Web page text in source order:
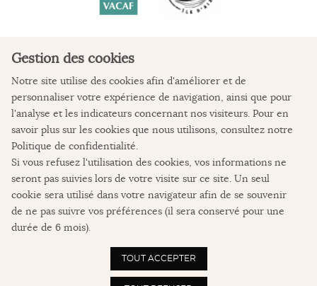
La Colonie de vacances
L'Auberge des Pertuis
Place de Verdun
17123 Ile d'Aix
05 46 84 62 08
Gestion des cookies
Notre site utilise des cookies afin d'améliorer et de
personnaliser votre expérience de navigation, ainsi que pour
l'analyse et les indicateurs concernant nos visiteurs. Pour en
savoir plus sur les cookies que nous utilisons, consultez notre
Politique de confidentialité.
Si vous refusez l'utilisation des cookies, vos informations ne
seront pas suivies lors de votre visite sur ce site. Un seul
cookie sera utilisé dans votre navigateur afin de se souvenir
de ne pas suivre vos préférences (il sera conservé pour une
durée de 6 mois).
TOUT ACCEPTER